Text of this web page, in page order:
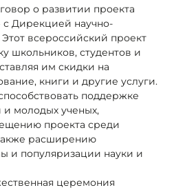
о развитии проекта
с Дирекцией научно-
всероссийский проект
школьников, студентов и
им скидки на
книги и другие услуги.
поддержке
молодых ученых,
проекта среди
расширению
и популяризации науки и
церемония